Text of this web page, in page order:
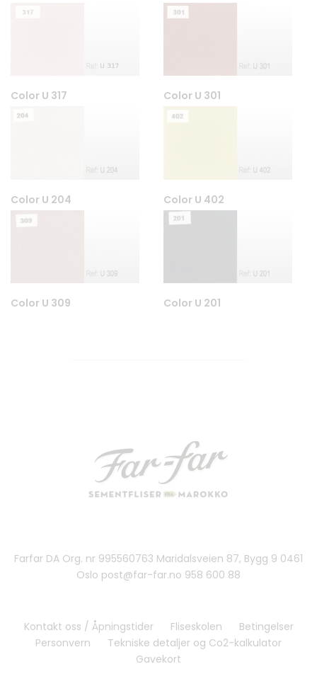
Color U 317 Color U 301
Color U 204 Color U 402
Color U 309 Color U 201
Farfar DA Org. nr 995560763 Maridalsveien 87, Bygg 9 0461
Oslo post@far-far.no 958 600 88
Kontakt oss / Åpningstider Fliseskolen
Betingelser
Personvern
Tekniske detaljer og Co2-kalkulator
Gavekort